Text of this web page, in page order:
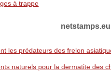
à trappe
les prédateurs des frelon
naturels pour la dermatite des